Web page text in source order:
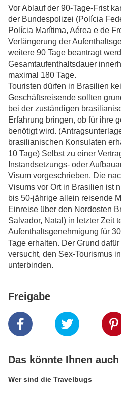
Vor Ablauf der 90-Tage-Frist
der Bundespolizei (Polícia
Polícia Marítima, Aérea e de
Verlängerung der
weitere 90 Tage beantragt
Gesamtaufenthaltsdauer
maximal 180 Tage.
Touristen dürfen in Brasilien
Geschäftsreisende sollten
bei der zuständigen
Erfahrung bringen, ob für ihre
benötigt wird.
brasilianischen Konsulaten
10 Tage) Selbst zu einer
Instandsetzungs- oder
Visum vorgeschrieben. Die
Visums vor Ort in Brasilien ist
bis 50-jährige allein reisende
Einreise über den Nordosten
Salvador, Natal) in letzter Zeit
Aufenthaltsgenehmigung für
Tage erhalten. Der Grund
versucht, den Sex-Tourismus
unterbinden.
Freigabe
Das könnte Ihnen
Wer sind die Travelbugs